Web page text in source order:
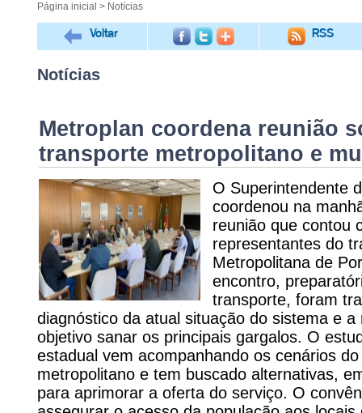
Página inicial > Notícias
Voltar RSS
Notícias
Metroplan coordena reunião
transporte metropolitano e
O Superintendente
coordenou na
reunião que contou
representantes do
Metropolitana de
encontro,
transporte, foram
diagnóstico da atual situação do sistema e
objetivo sanar os principais gargalos. O
estadual vem acompanhando os cenários
metropolitano e tem buscado alternativas,
para aprimorar a oferta do serviço. O